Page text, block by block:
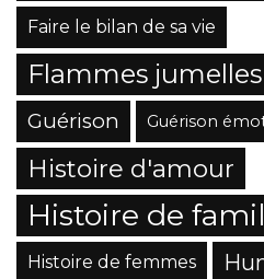
Faire le bilan de sa vie
Flammes jumelles
Guérison Guérison
Histoire d'amour
Histoire de
Histoire de femmes